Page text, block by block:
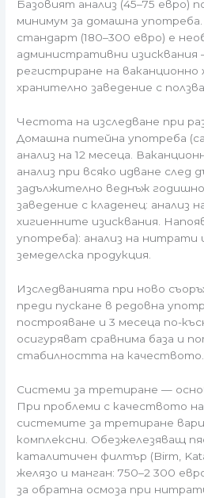
Базовият анализ (45–75 евро)
минимум за домашна
стандарт (180–300 евро) е
административни изисквания
регистриране на
хранително заведение с
Честота на изследване при
Домашна питейна употреба
анализ на 12 месеца.
анализ при всяко идване след
задължително веднъж
заведение с кладенец: анализ
хигиенните изисквания.
употреба): анализ на
земеделска продукция.
Изследванията при ново
преди пускане в редовна
построяване и 3 месеца по-
осигуряват сравнима база и
стабилността на качеството.
Системи за третиране —
При проблеми с качеството
системите за третиране
комплексни. Обезжелезяващ
каталитичен филтър (Birm,
желязо и манган: 750–2 300
за обратна осмоза при